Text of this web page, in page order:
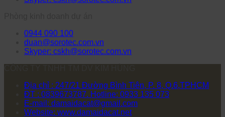
0944 090 100
duan@sorotec.com.vn
Skyper: cskh@sorotec.com.vn
Địa chỉ : 247/21 Đường Bình Tiên, P. 8, Q.6,TPHCM
ĐT : 0839673787. Hotline: 0933 135 073
E-mail: damaidacat@gmail.com
Website: www.damaidacat.net